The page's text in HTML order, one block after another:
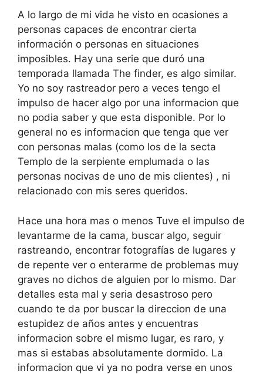
A lo largo de mi vida he visto en ocasiones a
personas capaces de encontrar cierta
información o personas en situaciones
imposibles. Hay una serie que duró una
temporada llamada The finder, es algo similar.
Yo no soy rastreador pero a veces tengo el
impulso de hacer algo por una informacion que
no podia saber y que esta disponible. Por lo
general no es informacion que tenga que ver
con personas malas (como los de la secta
Templo de la serpiente emplumada o las
personas nocivas de uno de mis clientes) , ni
relacionado con mis seres queridos.
Hace una hora mas o menos Tuve el impulso de
levantarme de la cama, buscar algo, seguir
rastreando, encontrar fotografías de lugares y
de repente ver o enterarme de problemas muy
graves no dichos de alguien por lo mismo. Dar
detalles esta mal y seria desastroso pero
cuando te da por buscar la direccion de una
estupidez de años antes y encuentras
informacion sobre el mismo lugar, es raro, y
mas si estabas absolutamente dormido. La
informacion que vi ya no podra verse en unos